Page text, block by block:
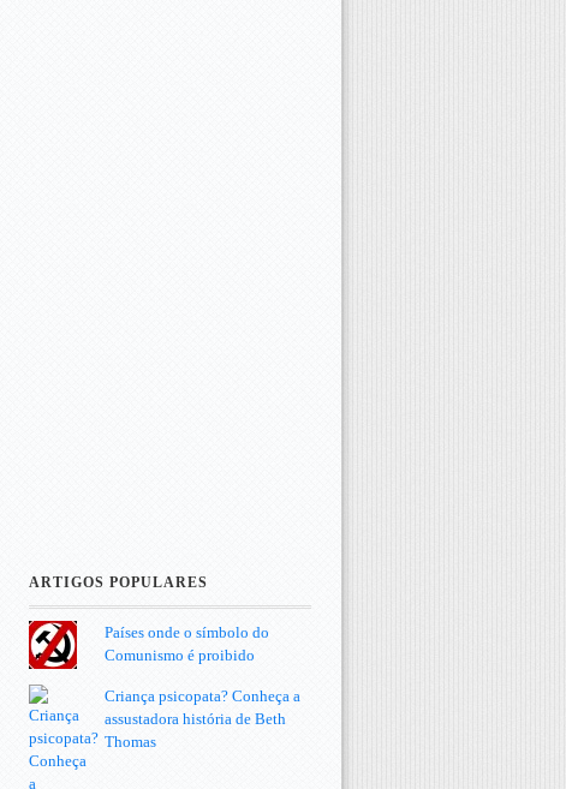
ARTIGOS POPULARES
Países onde o símbolo do
Comunismo é proibido
Criança psicopata? Conheça a
assustadora história de Beth
Thomas